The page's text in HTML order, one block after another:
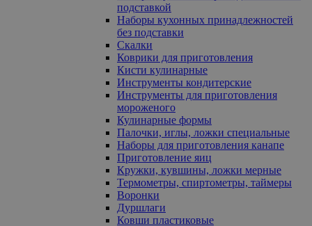
подставкой
Наборы кухонных принадлежностей
без подставки
Скалки
Коврики для приготовления
Кисти кулинарные
Инструменты кондитерские
Инструменты для приготовления
мороженого
Кулинарные формы
Палочки, иглы, ложки специальные
Наборы для приготовления канапе
Приготовление яиц
Кружки, кувшины, ложки мерные
Термометры, спиртометры, таймеры
Воронки
Дуршлаги
Ковши пластиковые